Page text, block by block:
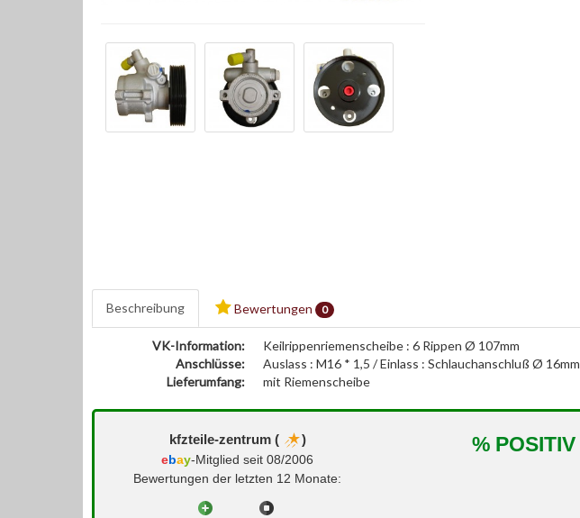
Beschreibung Bewertungen 0
VK-Information:
Keilrippenriemenscheibe : 6 Rippen Ø 107mm
Anschlüsse:
Auslass : M16 * 1,5 / Einlass : Schlauchanschluß Ø 16mm
Lieferumfang:
mit Riemenscheibe
kfzteile-zentrum ( )
ebay-Mitglied seit 08/2006
Bewertungen der letzten 12 Monate:
% POSITIV